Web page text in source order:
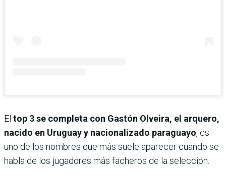
El top 3 se completa con Gastón Olveira, el arquero,
nacido en Uruguay y nacionalizado paraguayo, es
uno de los nombres que más suele aparecer cuando se
habla de los jugadores más facheros de la selección.